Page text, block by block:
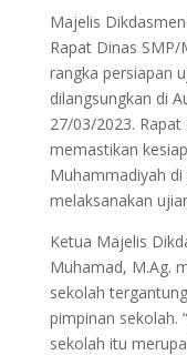
Majelis
Rapat Dinas
rangka persiapan
dilangsungkan di
27/03/2023.
memastikan
Muhammadiyah
melaksanakan
Ketua Majelis
Muhamad, M.Ag.
sekolah
pimpinan sekolah.
sekolah itu